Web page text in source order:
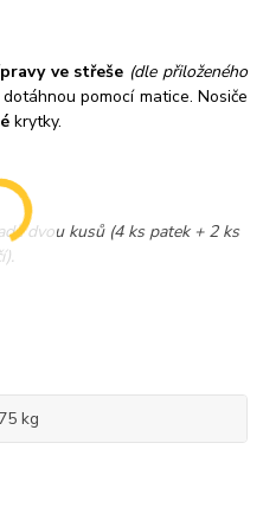
ve střeše (dle přiloženého
pomocí matice. Nosiče
krytky.
dvou kusů (4 ks patek + 2 ks
75 kg